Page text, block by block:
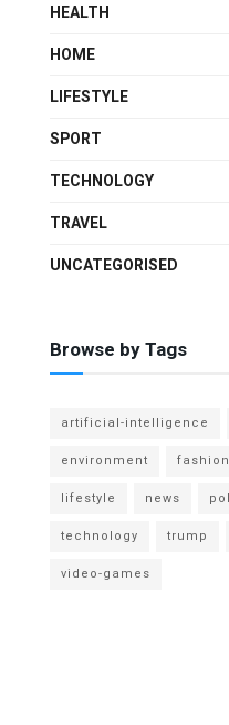
HEALTH
HOME
LIFESTYLE
SPORT
TECHNOLOGY
TRAVEL
UNCATEGORISED
Browse by Tags
artificial-intelligence
environment
fashion
lifestyle
news
technology
trump
video-games